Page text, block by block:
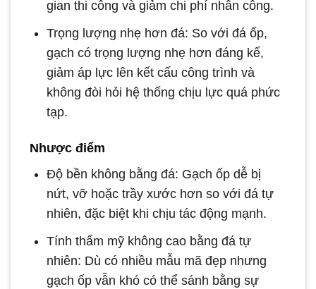
gian thi công và giảm chi phí nhân công.
Trọng lượng nhẹ hơn đá: So với đá ốp,
gạch có trọng lượng nhẹ hơn đáng kể,
giảm áp lực lên kết cấu công trình và
không đòi hỏi hệ thống chịu lực quá phức
tạp.
Nhược điểm
Độ bền không bằng đá: Gạch ốp dễ bị
nứt, vỡ hoặc trầy xước hơn so với đá tự
nhiên, đặc biệt khi chịu tác động mạnh.
Tính thẩm mỹ không cao bằng đá tự
nhiên: Dù có nhiều mẫu mã đẹp nhưng
gạch ốp vẫn khó có thể sánh bằng sự